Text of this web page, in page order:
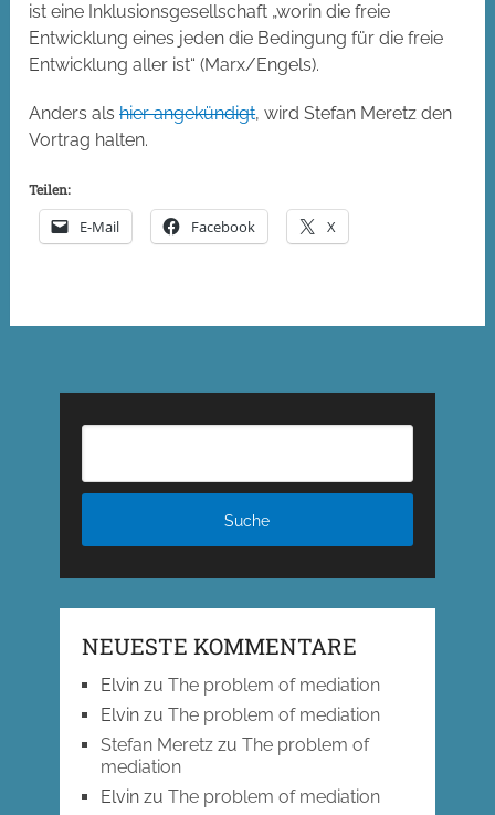
ist eine Inklusionsgesellschaft „worin die freie
Entwicklung eines jeden die Bedingung für die freie
Entwicklung aller ist“ (Marx/Engels).
Anders alshier angekündigt, wird Stefan Meretz den
Vortrag halten.
Teilen:
E-Mail Facebook X
NEUESTE KOMMENTARE
Elvinzu The problem of mediation
Elvinzu The problem of mediation
Stefan Meretzzu The problem of
mediation
Elvinzu The problem of mediation